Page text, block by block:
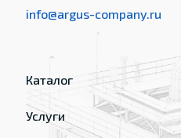
info@argus-company.ru
Каталог
Услуги